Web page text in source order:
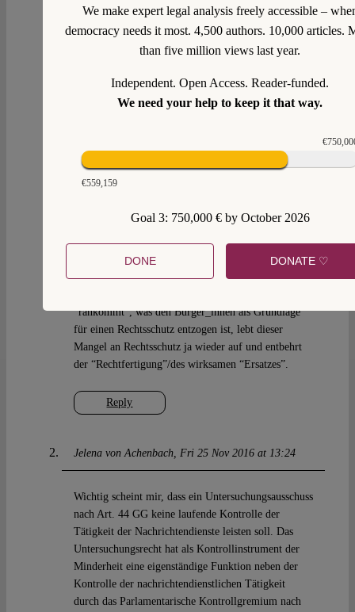
Hannah Thu 24 Nov 2016 at 23:01
Reply
Wie lösen Sie bei Ihrer Lesart dieser Entscheidung
folgendes Problem:
Überwachung durch Geheimdienste nur dadurch vom
BVerfG für tragbar gehalten, weil stattdessen eine
Wenn jetzt aber faktisch die Möglichkeit zu dieser
Kontrolle beschränkt ist, sprich auch die
parlamentarische Kontrolle – sei es für gegenwärtige
Dinge im Kontrollgremium, sei für Vergangenes ein
“rankommt”, was den Bürger_innen als Grundlage
für einen Rechtsschutz entzogen ist, lebt dieser
Mangel an Rechtsschutz ja wieder auf und entbehrt
der “Rechtfertigung”/des wirksamen “Ersatzes”.
Jelena von Achenbach Fri 25 Nov 2016 at 13:24
Wichtig scheint mir, dass ein Untersuchungsausschuss
nach Art. 44 GG keine laufende Kontrolle der
Tätigkeit der Nachrichtendienste leisten soll. Das
Untersuchungsrecht hat als Kontrollinstrument der
Minderheit eine eigenständige Funktion neben der
Kontrolle der nachrichtendienstlichen Tätigkeit
durch das Parlamentarische Kontrollgremium nach
We make expert legal analysis freely accessible –
democracy needs it most. 4,500 authors. 10,000 articles.
than five million views last year.
Independent. Open Access. Reader-funded.
We need your help to keep it that way.
€559,159
Goal 3: 750,000 € by October 2026
DONE DONATE ♡